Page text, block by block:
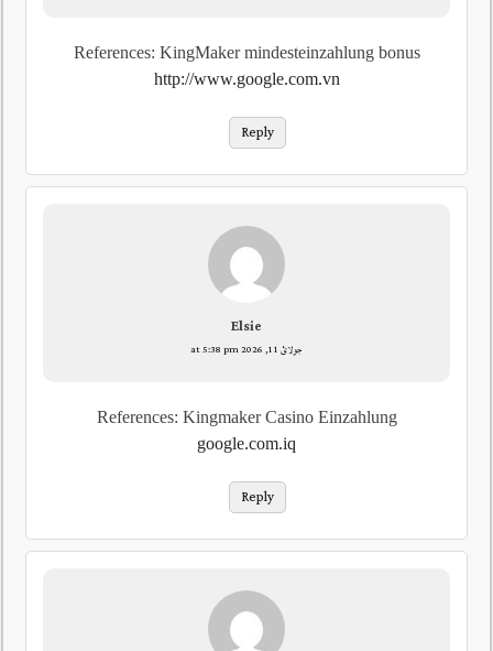
References: KingMaker mindesteinzahlung bonus
http://www.google.com.vn
Reply
Elsie
جولائ 11, 2026 at 5:38 pm
References: Kingmaker Casino Einzahlung
google.com.iq
Reply